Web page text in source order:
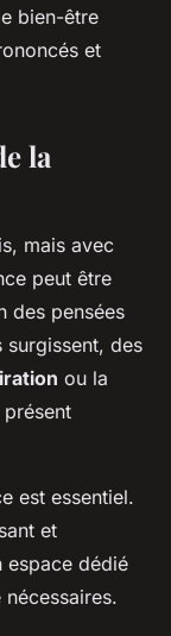
bien-être
et
la
mais avec
peut être
des pensées
des
ou la
est essentiel.
et
espace dédié